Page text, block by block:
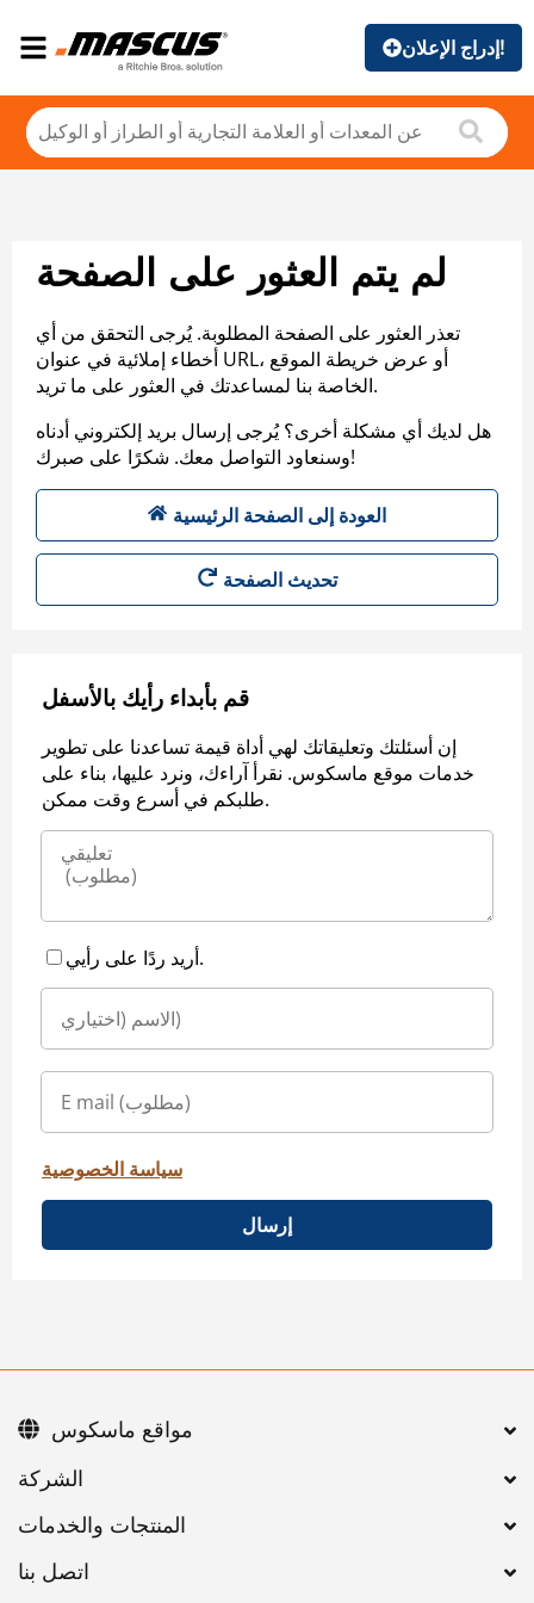
إدراج الإعلان!
لم يتم العثور على الصفحة
تعذر العثور على الصفحة المطلوبة. يُرجى التحقق من أي
أخطاء إملائية في عنوان URL، أو عرض خريطة الموقع
الخاصة بنا لمساعدتك في العثور على ما تريد.
هل لديك أي مشكلة أخرى؟ يُرجى إرسال بريد إلكتروني أدناه
وسنعاود التواصل معك. شكرًا على صبرك!
العودة إلى الصفحة الرئيسية
تحديث الصفحة
قم بأبداء رأيك بالأسفل
إن أسئلتك وتعليقاتك لهي أداة قيمة تساعدنا على تطوير
خدمات موقع ماسكوس. نقرأ آراءك، ونرد عليها، بناء على
طلبكم في أسرع وقت ممكن.
أريد ردًا على رأيي.
سياسة الخصوصية
إرسال
اتصل بنا
مواقع ماسكوس